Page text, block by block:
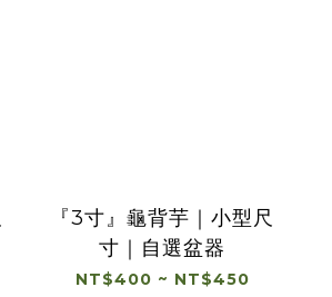
『3寸』龜背芋｜小型尺
寸｜自選盆器
NT$400 ~ NT$450